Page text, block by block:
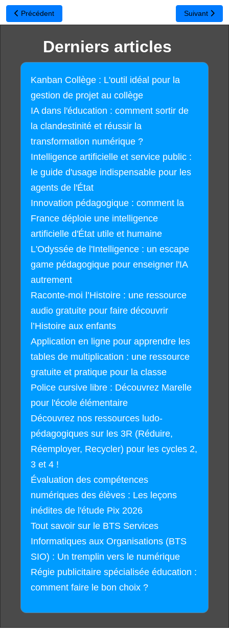
Article précédent : Un dictionnaire grammatical open source pour
Précédent Article
Suivant
Derniers articles
Kanban Collège : L'outil idéal pour la
gestion de projet au collège
IA dans l'éducation : comment sortir de
la clandestinité et réussir la
transformation numérique ?
Intelligence artificielle et service public :
le guide d'usage indispensable pour les
agents de l'État
Innovation pédagogique : comment la
France déploie une intelligence
artificielle d'État utile et humaine
L'Odyssée de l'Intelligence : un escape
game pédagogique pour enseigner l'IA
autrement
Raconte-moi l’Histoire : une ressource
audio gratuite pour faire découvrir
l’Histoire aux enfants
Application en ligne pour apprendre les
tables de multiplication : une ressource
gratuite et pratique pour la classe
Police cursive libre : Découvrez Marelle
pour l'école élémentaire
Découvrez nos ressources ludo-
pédagogiques sur les 3R (Réduire,
Réemployer, Recycler) pour les cycles 2,
3 et 4 !
Évaluation des compétences
numériques des élèves : Les leçons
inédites de l'étude Pix 2026
Tout savoir sur le BTS Services
Informatiques aux Organisations (BTS
SIO) : Un tremplin vers le numérique
Régie publicitaire spécialisée éducation :
comment faire le bon choix ?